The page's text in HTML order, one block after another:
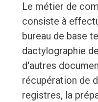
Le métier de
consiste à
bureau de base
dactylographie
d'autres
récupération de
registres, la